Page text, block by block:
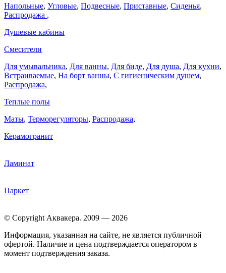
Напольные, Угловые, Подвесные, Приставные, Сиденья,
Распродажа ,
Душевые кабины
Смесители
Для умывальника, Для ванны, Для биде, Для душа, Для кухни,
Встраиваемые, На борт ванны, C гигиеническим душем,
Распродажа,
Теплые полы
Маты, Терморегуляторы, Распродажа,
Керамогранит
Ламинат
Паркет
© Copyright Аквакера. 2009 — 2026
Информация, указанная на сайте, не является публичной
офертой. Наличие и цена подтверждается оператором в
момент подтверждения заказа.